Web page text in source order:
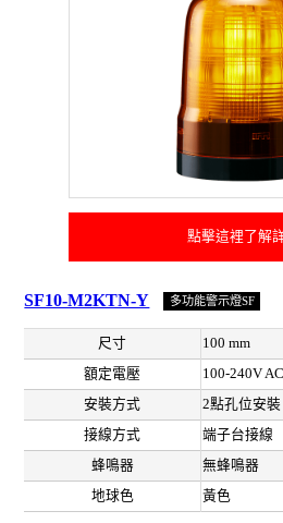
點擊這裡了解
SF10-M2KTN-Y 多功能警示燈SF
尺寸
100 mm
額定電壓
100-240V AC
安裝方式
2點孔位安裝
接線方式
端子台接線
蜂鳴器
無蜂鳴器
地球色
黃色